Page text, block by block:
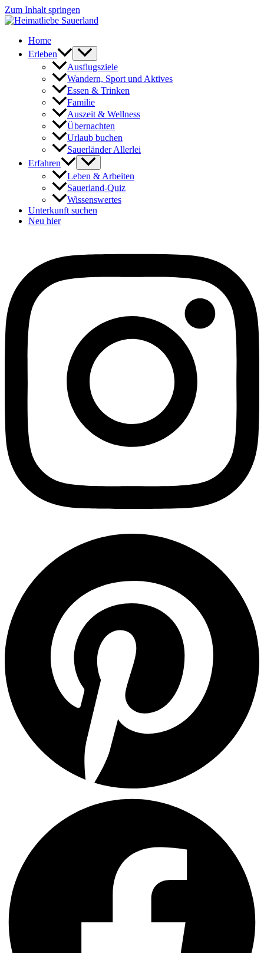
Zum Inhalt springen
Home
Erleben
Ausflugsziele
Wandern, Sport und Aktives
Essen & Trinken
Familie
Auszeit & Wellness
Übernachten
Urlaub buchen
Sauerländer Allerlei
Erfahren
Leben & Arbeiten
Sauerland-Quiz
Wissenswertes
Unterkunft suchen
Neu hier